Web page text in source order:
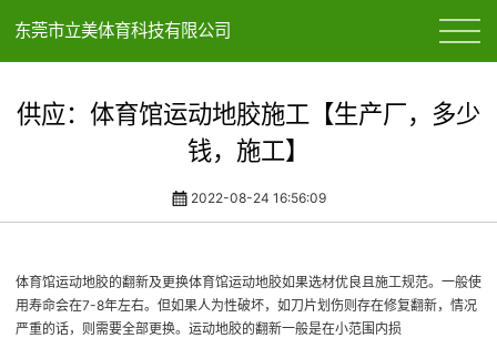
东莞市立美体育科技有限公司
供应：体育馆运动地胶施工【生产厂，多少
钱，施工】
2022-08-24 16:56:09
体育馆运动地胶的翻新及更换体育馆运动地胶如果选材优良且施工规范。一般使
用寿命会在7-8年左右。但如果人为性破坏，如刀片划伤则存在修复翻新，情况
严重的话，则需要全部更换。运动地胶的翻新一般是在小范围内损